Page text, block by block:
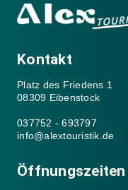
Kontakt
Platz des Friedens 1
08309 Eibenstock
037752 - 693797
info@alextouristik.de
Öffnungszeiten